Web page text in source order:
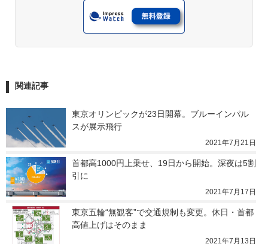
関連記事
東京オリンピックが23日開幕。ブルーインパル
スが展示飛行
2021年7月21日
首都高1000円上乗せ、19日から開始。深夜は5割
引に
2021年7月17日
東京五輪“無観客”で交通規制も変更。休日・首都
高値上げはそのまま
2021年7月13日